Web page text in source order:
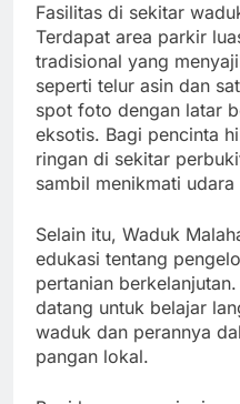
Fasilitas di sekitar
Terdapat area parkir
tradisional yang
seperti telur asin dan
spot foto dengan latar
eksotis. Bagi pencinta
ringan di sekitar
sambil menikmati
Selain itu, Waduk
edukasi tentang
pertanian
datang untuk belajar
waduk dan perannya
pangan lokal.